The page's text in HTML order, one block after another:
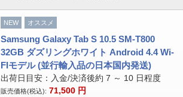
NEW オススメ
Samsung Galaxy Tab S 10.5 SM-T800
32GB ダズリングホワイト Android 4.4 Wi-
FIモデル (並行輸入品の日本国内発送)
出荷日目安：入金/決済後約 7 ～ 10 日程度
販売価格(税込): 71,500 円